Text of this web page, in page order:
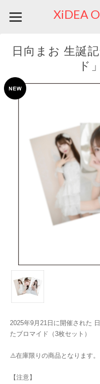
XiDEA
日向まお 生誕
ド
2025年9月21日に開催された
たブロマイド（3枚セット）
⚠️在庫限りの商品となります。
【注意】